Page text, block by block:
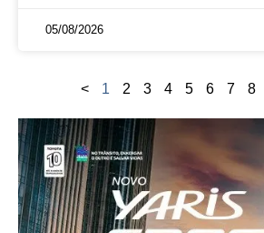
05/08/2026
< 1 2 3 4 5 6 7 8